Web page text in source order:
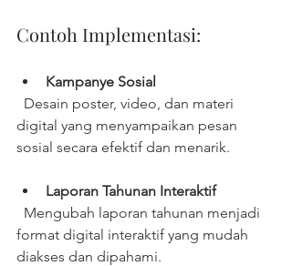
Contoh Implementasi:
Kampanye Sosial
digital yang menyampaikan pesan
sosial secara efektif dan menarik.
Laporan Tahunan Interaktif
format digital interaktif yang mudah
diakses dan dipahami.